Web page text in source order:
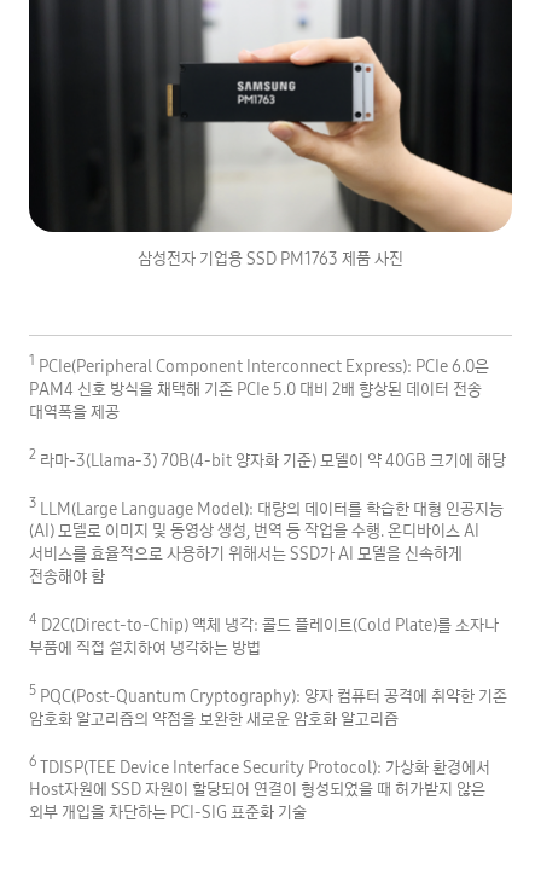
삼성전자 기업용 SSD PM1763 제품 사진
1 PCIe(Peripheral Component Interconnect Express): PCIe 6.0은
PAM4 신호 방식을 채택해 기존 PCIe 5.0 대비 2배 향상된 데이터 전송
대역폭을 제공
2 라마-3(Llama-3) 70B(4-bit 양자화 기준) 모델이 약 40GB 크기에 해당
3 LLM(Large Language Model): 대량의 데이터를 학습한 대형 인공지능
(AI) 모델로 이미지 및 동영상 생성, 번역 등 작업을 수행. 온디바이스 AI
서비스를 효율적으로 사용하기 위해서는 SSD가 AI 모델을 신속하게
전송해야 함
4 D2C(Direct-to-Chip) 액체 냉각: 콜드 플레이트(Cold Plate)를 소자나
부품에 직접 설치하여 냉각하는 방법
5 PQC(Post-Quantum Cryptography): 양자 컴퓨터 공격에 취약한 기존
암호화 알고리즘의 약점을 보완한 새로운 암호화 알고리즘
6TDISP(TEE Device Interface Security Protocol): 가상화 환경에서
Host자원에 SSD 자원이 할당되어 연결이 형성되었을 때 허가받지 않은
외부 개입을 차단하는 PCI-SIG 표준화 기술